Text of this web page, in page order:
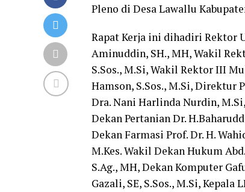
Pleno di Desa Lawallu
Rapat Kerja ini dihadiri Rektor
Aminuddin, SH., MH, Wakil
S.Sos., M.Si, Wakil Rektor III
Hamson, S.Sos., M.Si, Direktur
Dra. Nani Harlinda Nurdin,
Dekan Pertanian Dr.
Dekan Farmasi Prof. Dr. H.
M.Kes. Wakil Dekan Hukum
S.Ag., MH, Dekan Komputer
Gazali, SE, S.Sos., M.Si, Kepala